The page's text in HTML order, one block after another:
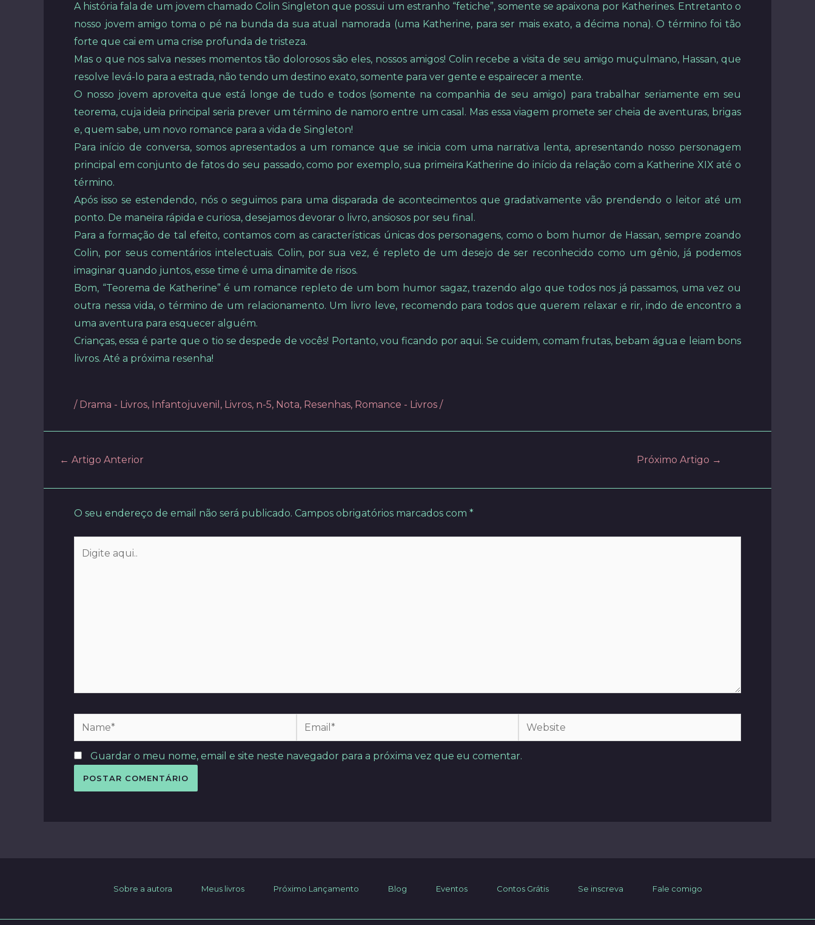
A história fala de um jovem chamado Colin Singleton que possui um estranho “fetiche”, somente se apaixona por Katherines. Entretanto o
nosso jovem amigo toma o pé na bunda da sua atual namorada (uma Katherine, para ser mais exato, a décima nona). O término foi tão
forte que cai em uma crise profunda de tristeza.
Mas o que nos salva nesses momentos tão dolorosos são eles, nossos amigos! Colin recebe a visita de seu amigo muçulmano, Hassan, que
resolve levá-lo para a estrada, não tendo um destino exato, somente para ver gente e espairecer a mente.
O nosso jovem aproveita que está longe de tudo e todos (somente na companhia de seu amigo) para trabalhar seriamente em seu
teorema, cuja ideia principal seria prever um término de namoro entre um casal. Mas essa viagem promete ser cheia de aventuras, brigas
e, quem sabe, um novo romance para a vida de Singleton!
Para início de conversa, somos apresentados a um romance que se inicia com uma narrativa lenta, apresentando nosso personagem
principal em conjunto de fatos do seu passado, como por exemplo, sua primeira Katherine do início da relação com a Katherine XIX até o
término.
Após isso se estendendo, nós o seguimos para uma disparada de acontecimentos que gradativamente vão prendendo o leitor até um
ponto. De maneira rápida e curiosa, desejamos devorar o livro, ansiosos por seu final.
Para a formação de tal efeito, contamos com as características únicas dos personagens, como o bom humor de Hassan, sempre zoando
Colin, por seus comentários intelectuais. Colin, por sua vez, é repleto de um desejo de ser reconhecido como um gênio, já podemos
imaginar quando juntos, esse time é uma dinamite de risos.
Bom, “Teorema de Katherine” é um romance repleto de um bom humor sagaz, trazendo algo que todos nos já passamos, uma vez ou
outra nessa vida, o término de um relacionamento. Um livro leve, recomendo para todos que querem relaxar e rir, indo de encontro a
uma aventura para esquecer alguém.
Crianças, essa é parte que o tio se despede de vocês! Portanto, vou ficando por aqui. Se cuidem, comam frutas, bebam água e leiam bons
livros. Até a próxima resenha!
/ Drama - Livros, Infantojuvenil , Livros, n-5, Nota, Resenhas, Romance - Livros /
Post← Artigo Anterior Próximo Artigo →
O seu endereço de email não será publicado. Campos obrigatórios marcados com *
aqui..
Name* Email* Website
Guardar o meu nome, email e site neste navegador para a próxima vez que eu comentar.
Sobre a autora Meus livros Próximo Lançamento Blog Eventos Contos Grátis Se inscreva Fale comigo